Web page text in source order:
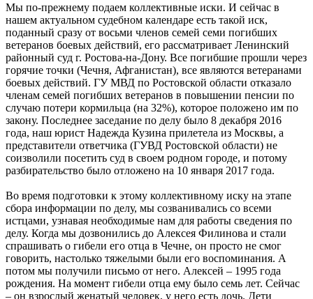
Мы по-прежнему подаем коллективные иски. И сейчас в
нашем актуальном судебном календаре есть такой иск,
поданный сразу от восьми членов семей семи погибших
ветеранов боевых действий, его рассматривает Ленинский
районный суд г. Ростова-на-Дону. Все погибшие прошли через
горячие точки (Чечня, Афганистан), все являются ветеранами
боевых действий. ГУ МВД по Ростовской области отказало
членам семей погибших ветеранов в повышении пенсии по
случаю потери кормильца (на 32%), которое положено им по
закону. Последнее заседание по делу было 8 декабря 2016
года, наш юрист Надежда Кузина прилетела из Москвы, а
представители ответчика (ГУВД Ростовской области) не
соизволили посетить суд в своем родном городе, и потому
разбирательство было отложено на 10 января 2017 года.
Во время подготовки к этому коллективному иску на этапе
сбора информации по делу, мы созванивались со всеми
истцами, узнавая необходимые нам для работы сведения по
делу. Когда мы дозвонились до Алексея Филинова и стали
спрашивать о гибели его отца в Чечне, он просто не смог
говорить, настолько тяжелыми были его воспоминания. А
потом мы получили письмо от него. Алексей – 1995 года
рождения. На момент гибели отца ему было семь лет. Сейчас
– он взрослый женатый человек, у него есть дочь. Дети